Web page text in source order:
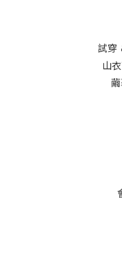
試穿
山